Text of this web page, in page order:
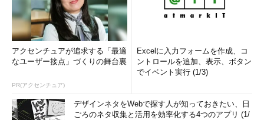
アクセンチュアが追求する「最適
なユーザー接点」づくりの舞台裏
PR(アクセンチュア)
Excelに入力フォームを作成、コ
ントロールを追加、表示、ボタン
でイベント実行 (1/3)
デザインネタをWebで探す人が知っておきたい、日
ごろのネタ収集と活用を効率化する4つのアプリ (1/